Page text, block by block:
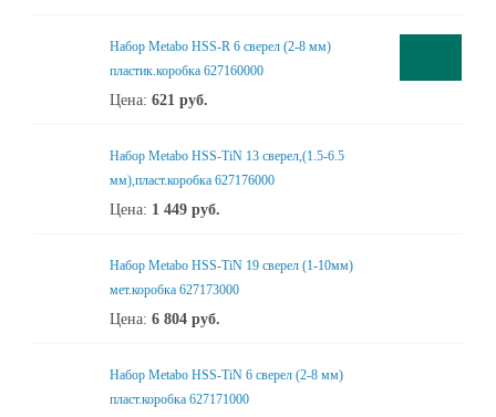
Набор Metabo HSS-R 6 сверел (2-8 мм)
пластик.коробка 627160000
Цена: 621 руб.
Набор Metabo HSS-TiN 13 сверел,(1.5-6.5
мм),пласт.коробка 627176000
Цена: 1 449 руб.
Набор Metabo HSS-TiN 19 сверел (1-10мм)
мет.коробка 627173000
Цена: 6 804 руб.
Набор Metabo HSS-TiN 6 сверел (2-8 мм)
пласт.коробка 627171000